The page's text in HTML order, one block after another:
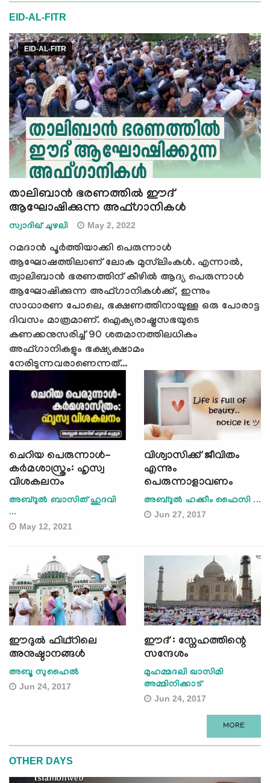
EID-AL-FITR
EID-AL-FITR
താലിബാന്‍ ഭരണത്തില്‍ ഈദ്
ആഘോഷിക്കുന്ന അഫ്ഗാനികള്‍
സ്വാദിഖ് ചുഴലി May 2, 2022
റമദാന്‍ പൂര്‍ത്തിയാക്കി പെരുന്നാള്‍
ആഘോഷത്തിലാണ് ലോക മുസ്‍ലിംകള്‍. എന്നാല്‍,
ത്വാലിബാന്‍ ഭരണത്തിന് കീഴില്‍ ആദ്യ പെരുന്നാള്‍
ആഘോഷിക്കുന്ന അഫ്ഗാനികള്‍ക്ക്, ഇന്നും
സാധാരണ പോലെ, ഭക്ഷണത്തിനായുള്ള ഒരു പോരാട്ട
ദിവസം മാത്രമാണ്. ഐക്യരാഷ്ട്രസഭയുടെ
കണക്കനുസരിച്ച് 90 ശതമാനത്തിലധികം
അഫ്ഗാനികളും ഭക്ഷ്യക്ഷാമം
നേരിടുന്നവരാണെന്നത്...
ചെറിയ പെരുന്നാൾ-
കർമശാസ്ത്രം: ഹൃസ്വ
വിശകലനം
അബ്ദുൽ ബാസിത് ഹുദവി
...
May 12, 2021
വിശ്വാസിക്ക് ജീവിതം
എന്നും
പെരുന്നാളാവണം
അബ്ദുല്‍ ഹക്കീം ഫൈസി ...
Jun 27, 2017
ഈദുല്‍ ഫിഥ്റിലെ
അനുഷ്ഠാനങ്ങള്‍
അബൂ സുഹൈല്‍
Jun 24, 2017
ഈദ് : സ്നേഹത്തിന്റെ
സന്ദേശം
മുഹമ്മദലി ഖാസിമി
അമ്മിനിക്കാട്
Jun 24, 2017
MORE
OTHER DAYS